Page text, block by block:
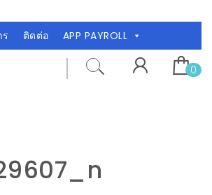
ติดต่อ APP PAYROLL
0